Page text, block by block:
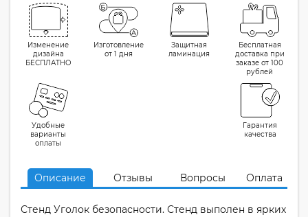
Изменение
дизайна
БЕСПЛАТНО
Изготовление
от 1 дня
Защитная
ламинация
Бесплатная
доставка при
заказе от 100
рублей
Удобные
варианты
оплаты
Гарантия
качества
Описание Отзывы Вопросы Оплата
Стенд Уголок безопасности. Стенд выполен в ярких